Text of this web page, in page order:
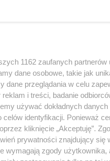
się cykl pochylniany. W
przekazania armatorowi.
z 7 czerwca 2017 r.
1162 zaufanych
dane osobowe, takie jak
dane przeglądania w celu
i treści, badanie
używać dokładnych
identyfikacji. Ponieważ
kliknięcie „Akceptuję”.
prywatności znajdujący się
wymagają zgody